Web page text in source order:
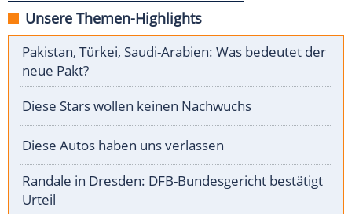
Unsere Themen-Highlights
Pakistan, Türkei, Saudi-Arabien: Was bedeutet der
neue Pakt?
Diese Stars wollen keinen Nachwuchs
Diese Autos haben uns verlassen
Randale in Dresden: DFB-Bundesgericht bestätigt
Urteil